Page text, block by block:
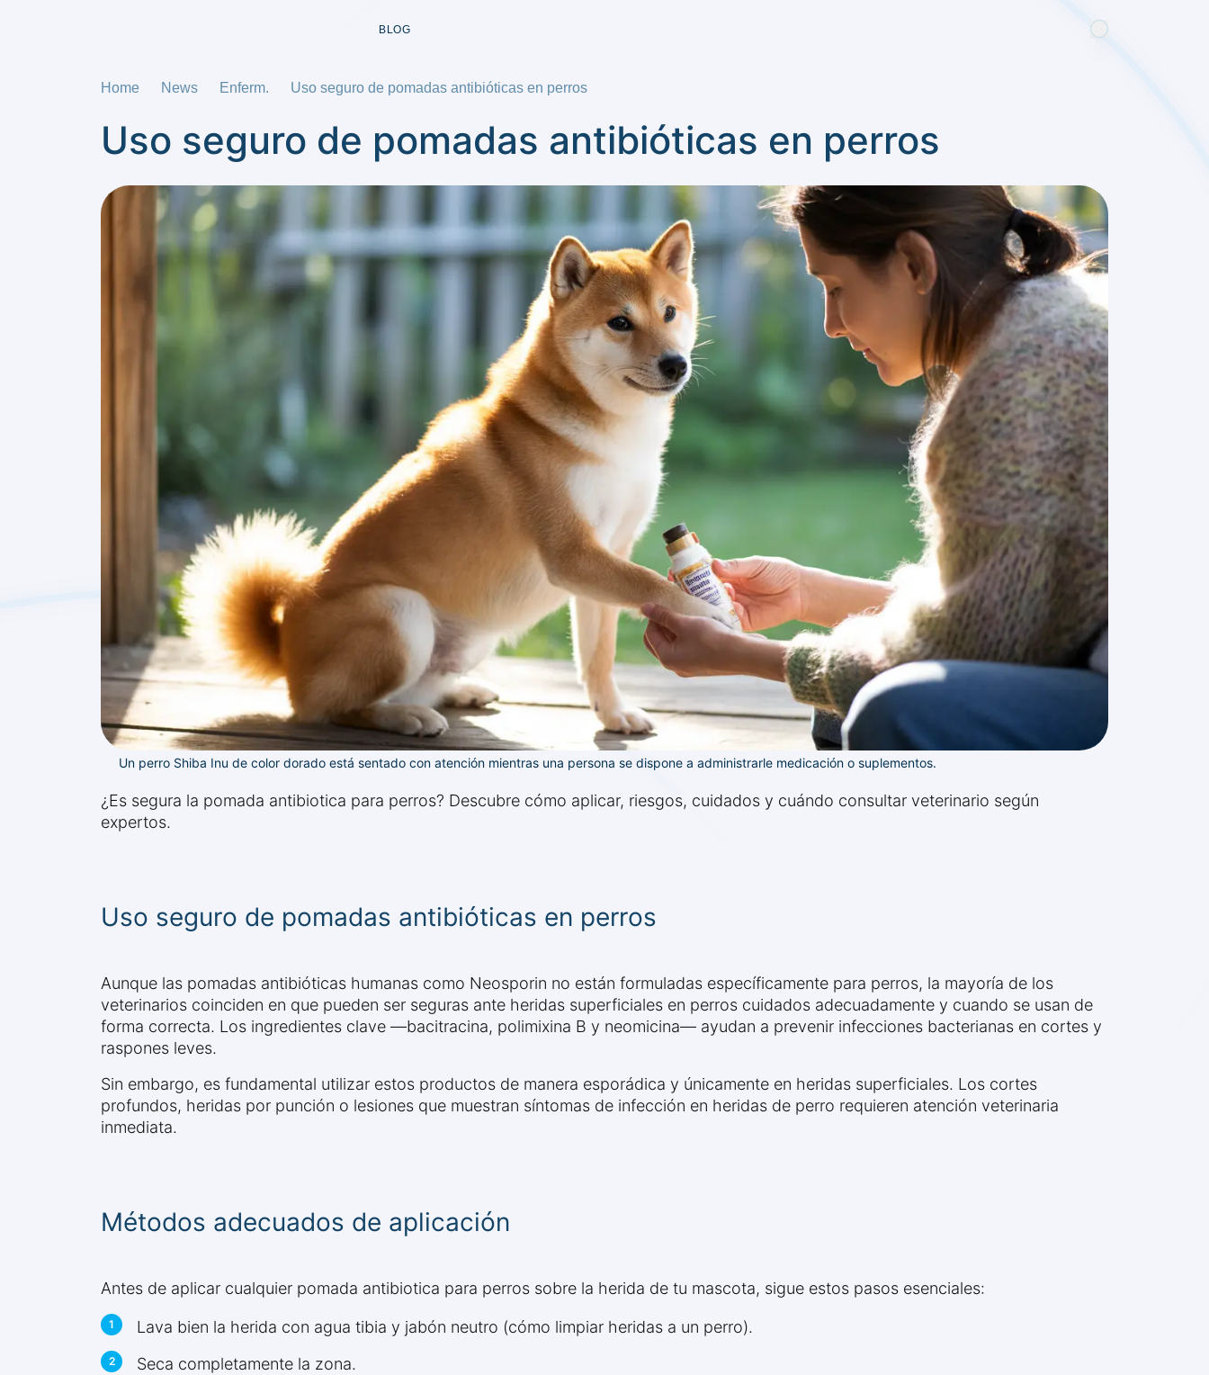
BLOG
Home News Enferm. Uso seguro de pomadas antibióticas en perros
Uso seguro de pomadas antibióticas en perros
Un perro Shiba Inu de color dorado está sentado con atención mientras una persona se dispone a administrarle medicación o suplementos.
¿Es segura la pomada antibiotica para perros? Descubre cómo aplicar, riesgos, cuidados y cuándo consultar veterinario según
expertos.
Uso seguro de pomadas antibióticas en perros
Aunque las pomadas antibióticas humanas como Neosporin no están formuladas específicamente para perros, la mayoría de los
veterinarios coinciden en que pueden ser seguras ante heridas superficiales en perros cuidados adecuadamente y cuando se usan de
forma correcta. Los ingredientes clave —bacitracina, polimixina B y neomicina— ayudan a prevenir infecciones bacterianas en cortes y
raspones leves.
Sin embargo, es fundamental utilizar estos productos de manera esporádica y únicamente en heridas superficiales. Los cortes
profundos, heridas por punción o lesiones que muestran síntomas de infección en heridas de perro requieren atención veterinaria
inmediata.
Métodos adecuados de aplicación
Antes de aplicar cualquier pomada antibiotica para perros sobre la herida de tu mascota, sigue estos pasos esenciales:
Lava bien la herida con agua tibia y jabón neutro (cómo limpiar heridas a un perro).
Seca completamente la zona.